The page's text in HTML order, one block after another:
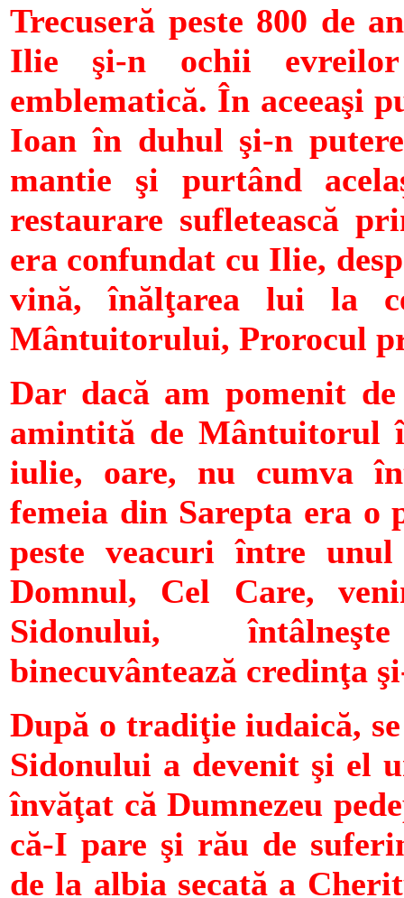
Trecuseră peste 800 de
Ilie şi-n ochii
emblematică. În aceeaşi
Ioan în duhul şi-n
mantie şi purtând
restaurare sufletească
era confundat cu Ilie,
vină, înălţarea lui la
Mântuitorului, Prorocul
Dar dacă am pomenit
amintită de Mântuitorul
iulie, oare, nu cumva
femeia din Sarepta era
peste veacuri între
Domnul, Cel Care,
Sidonului,
binecuvântează credinţa
După o tradiţie iudaică,
Sidonului a devenit şi el
învăţat că Dumnezeu
că-I pare şi rău de
de la albia secată a